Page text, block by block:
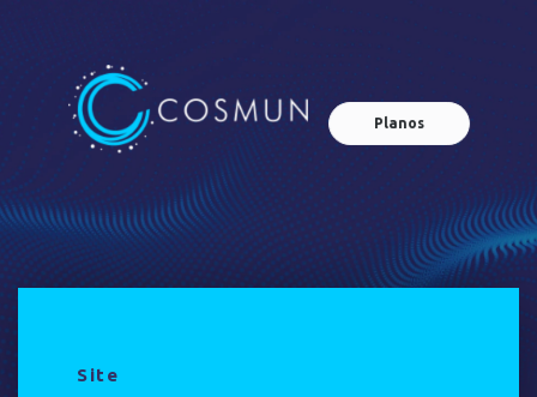
Planos
Site